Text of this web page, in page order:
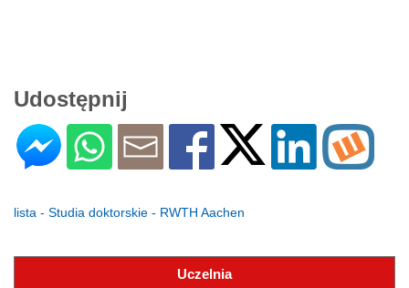
Udostępnij
lista - Studia doktorskie - RWTH Aachen
Uczelnia